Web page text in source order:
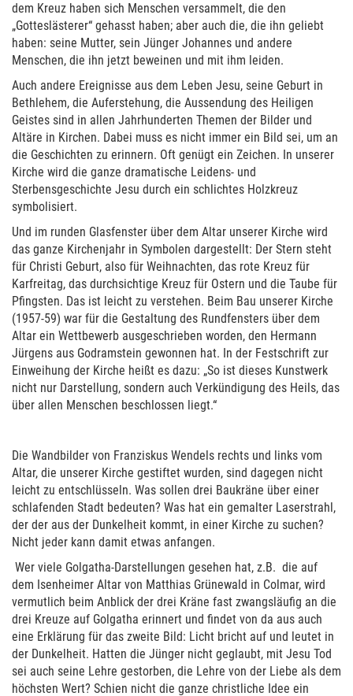
dem Kreuz haben sich Menschen versammelt, die den
„Gotteslästerer“ gehasst haben; aber auch die, die ihn geliebt
haben: seine Mutter, sein Jünger Johannes und andere
Menschen, die ihn jetzt beweinen und mit ihm leiden.
Auch andere Ereignisse aus dem Leben Jesu, seine Geburt in
Bethlehem, die Auferstehung, die Aussendung des Heiligen
Geistes sind in allen Jahrhunderten Themen der Bilder und
Altäre in Kirchen. Dabei muss es nicht immer ein Bild sei, um an
die Geschichten zu erinnern. Oft genügt ein Zeichen. In unserer
Kirche wird die ganze dramatische Leidens- und
Sterbensgeschichte Jesu durch ein schlichtes Holzkreuz
symbolisiert.
Und im runden Glasfenster über dem Altar unserer Kirche wird
das ganze Kirchenjahr in Symbolen dargestellt: Der Stern steht
für Christi Geburt, also für Weihnachten, das rote Kreuz für
Karfreitag, das durchsichtige Kreuz für Ostern und die Taube für
Pfingsten. Das ist leicht zu verstehen. Beim Bau unserer Kirche
(1957-59) war für die Gestaltung des Rundfensters über dem
Altar ein Wettbewerb ausgeschrieben worden, den Hermann
Jürgens aus Godramstein gewonnen hat. In der Festschrift zur
Einweihung der Kirche heißt es dazu: „So ist dieses Kunstwerk
nicht nur Darstellung, sondern auch Verkündigung des Heils, das
über allen Menschen beschlossen liegt.“
Die Wandbilder von Franziskus Wendels rechts und links vom
Altar, die unserer Kirche gestiftet wurden, sind dagegen nicht
leicht zu entschlüsseln. Was sollen drei Baukräne über einer
schlafenden Stadt bedeuten? Was hat ein gemalter Laserstrahl,
der der aus der Dunkelheit kommt, in einer Kirche zu suchen?
Nicht jeder kann damit etwas anfangen.
Wer viele Golgatha-Darstellungen gesehen hat, z.B. die auf
dem Isenheimer Altar von Matthias Grünewald in Colmar, wird
vermutlich beim Anblick der drei Kräne fast zwangsläufig an die
drei Kreuze auf Golgatha erinnert und findet von da aus auch
eine Erklärung für das zweite Bild: Licht bricht auf und leutet in
der Dunkelheit. Hatten die Jünger nicht geglaubt, mit Jesu Tod
sei auch seine Lehre gestorben, die Lehre von der Liebe als dem
höchsten Wert? Schien nicht die ganze christliche Idee ein